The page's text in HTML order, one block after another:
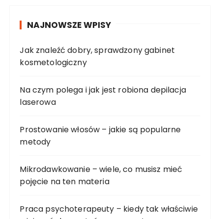
NAJNOWSZE WPISY
Jak znaleźć dobry, sprawdzony gabinet
kosmetologiczny
Na czym polega i jak jest robiona depilacja
laserowa
Prostowanie włosów – jakie są popularne
metody
Mikrodawkowanie – wiele, co musisz mieć
pojęcie na ten materia
Praca psychoterapeuty – kiedy tak właściwie